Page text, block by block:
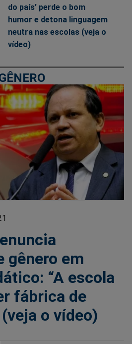
do país’ perde o bom
humor e detona linguagem
neutra nas escolas (veja o
vídeo)
gênero em
“A escola
fábrica de
o vídeo)